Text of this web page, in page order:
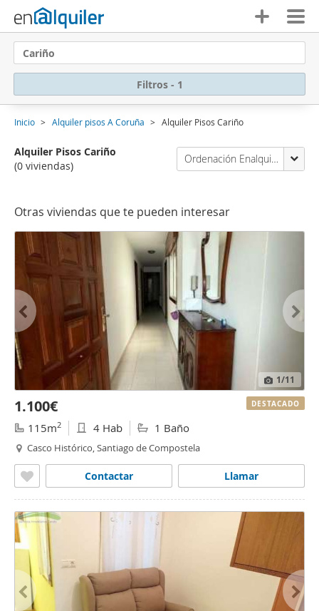
Cariño
Filtros - 1
Inicio Alquiler pisos A Coruña Alquiler Pisos Cariño
Alquiler Pisos Cariño
(0 viviendas)
Ordenación Enalquiler
Otras viviendas que te pueden interesar
1/11
1.100€
115m2 4 Hab 1 Baño
Casco Histórico, Santiago de Compostela
Llamar
Contactar
DESTACADO